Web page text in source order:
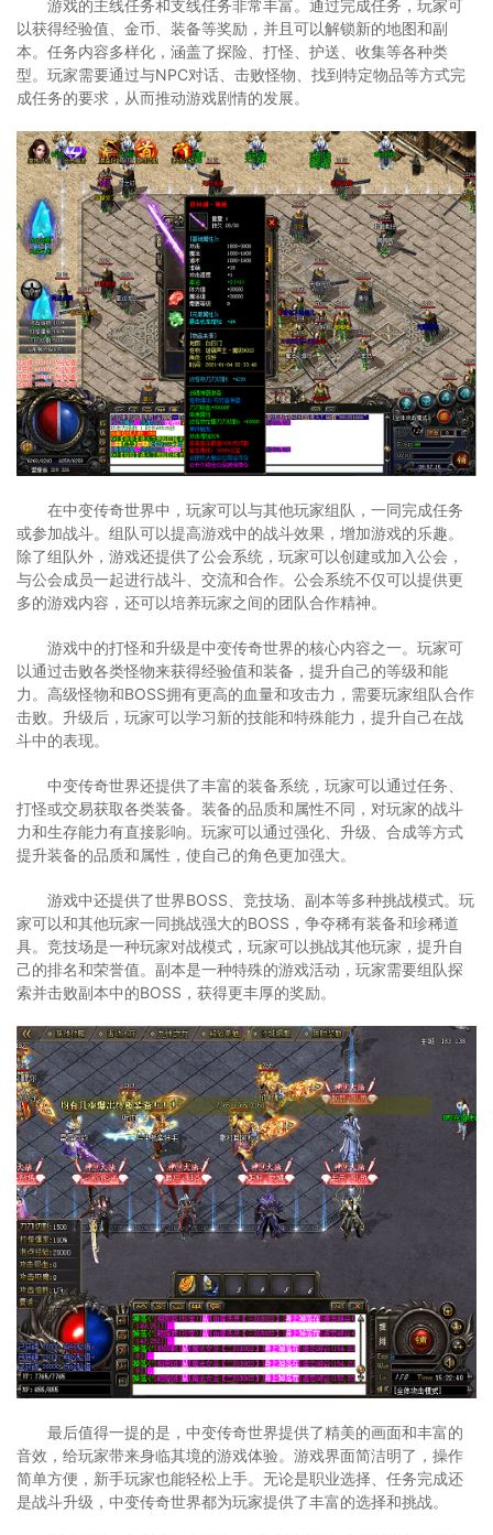
游戏的主线任务和支线任务非常丰富。通过完成任务，玩家可
以获得经验值、金币、装备等奖励，并且可以解锁新的地图和副
本。任务内容多样化，涵盖了探险、打怪、护送、收集等各种类
型。玩家需要通过与NPC对话、击败怪物、找到特定物品等方式完
成任务的要求，从而推动游戏剧情的发展。
在中变传奇世界中，玩家可以与其他玩家组队，一同完成任务
或参加战斗。组队可以提高游戏中的战斗效果，增加游戏的乐趣。
除了组队外，游戏还提供了公会系统，玩家可以创建或加入公会，
与公会成员一起进行战斗、交流和合作。公会系统不仅可以提供更
多的游戏内容，还可以培养玩家之间的团队合作精神。
游戏中的打怪和升级是中变传奇世界的核心内容之一。玩家可
以通过击败各类怪物来获得经验值和装备，提升自己的等级和能
力。高级怪物和BOSS拥有更高的血量和攻击力，需要玩家组队合作
击败。升级后，玩家可以学习新的技能和特殊能力，提升自己在战
斗中的表现。
中变传奇世界还提供了丰富的装备系统，玩家可以通过任务、
打怪或交易获取各类装备。装备的品质和属性不同，对玩家的战斗
力和生存能力有直接影响。玩家可以通过强化、升级、合成等方式
提升装备的品质和属性，使自己的角色更加强大。
游戏中还提供了世界BOSS、竞技场、副本等多种挑战模式。玩
家可以和其他玩家一同挑战强大的BOSS，争夺稀有装备和珍稀道
具。竞技场是一种玩家对战模式，玩家可以挑战其他玩家，提升自
己的排名和荣誉值。副本是一种特殊的游戏活动，玩家需要组队探
索并击败副本中的BOSS，获得更丰厚的奖励。
最后值得一提的是，中变传奇世界提供了精美的画面和丰富的
音效，给玩家带来身临其境的游戏体验。游戏界面简洁明了，操作
简单方便，新手玩家也能轻松上手。无论是职业选择、任务完成还
是战斗升级，中变传奇世界都为玩家提供了丰富的选择和挑战。